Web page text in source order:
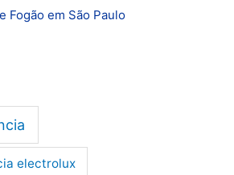
Fogão em São Paulo
electrolux